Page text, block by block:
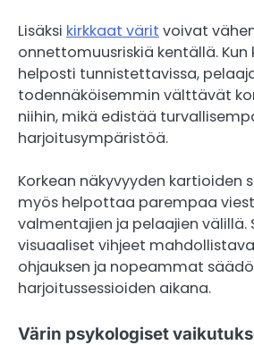
Lisäksi kirkkaat värit voivat
onnettomuusriskiä kentällä.
helposti tunnistettavissa,
todennäköisemmin välttävät
niihin, mikä edistää
harjoitusympäristöä.
Korkean näkyvyyden kartioiden
myös helpottaa parempaa
valmentajien ja pelaajien välillä.
visuaaliset vihjeet
ohjauksen ja nopeammat
harjoitussessioiden aikana.
Värin psykologiset